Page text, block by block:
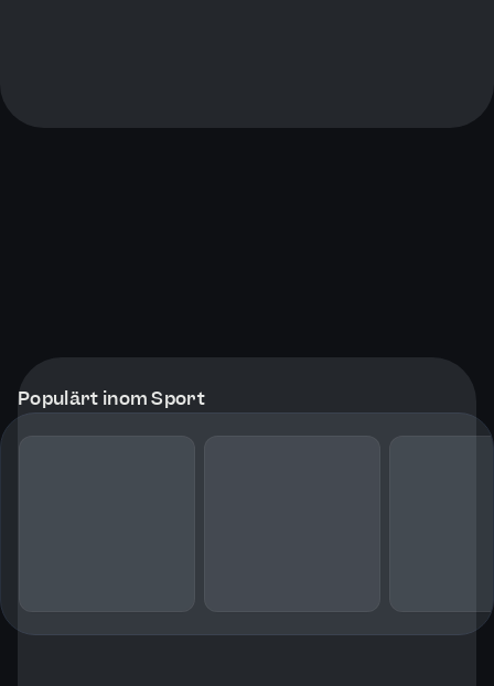
Populärt inom Sport